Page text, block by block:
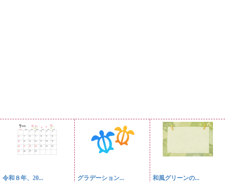
令和８年、20... グラデーション... 和風グリーンの...